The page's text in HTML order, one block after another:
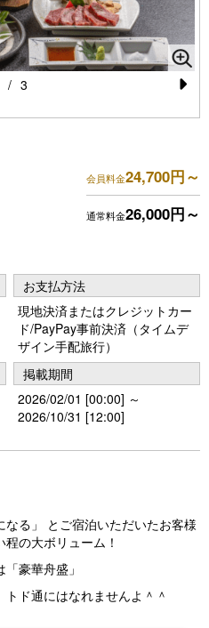
/ 3
会員料金24,700円～
通常料金26,000円～
お支払方法
現地決済またはクレジットカー
ド/PayPay事前決済（タイムデ
ザイン手配旅行）
掲載期間
2026/02/01 [00:00] ～
2026/10/31 [12:00]
る」 とご宿泊いただいたお客様
の大ボリューム！
豪華舟盛」
ド通にはなれませんよ＾＾